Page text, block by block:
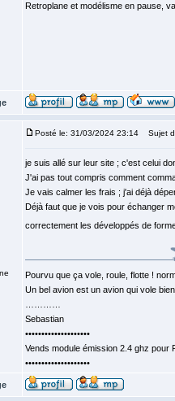
Retroplane et modélisme en pause,
Posté le: 31/03/2024 23:14 Sujet
je suis allé sur leur site ; c'est celui
J'ai pas tout compris comment
Je vais calmer les frais ; j'ai déjà
Déjà faut que je vois pour échanger
correctement les développés de
Pourvu que ça vole, roule, flotte !
Un bel avion est un avion qui vole
Sebastian
••••••••••••••••••••
Vends module émission 2.4 ghz
••••••••••••••••••••